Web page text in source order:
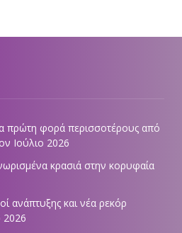
πρώτη φορά περισσοτέρους από
Ιούλιο 2026
κρασιά στην κορυφαία
ανάπτυξης και νέα ρεκόρ
2026